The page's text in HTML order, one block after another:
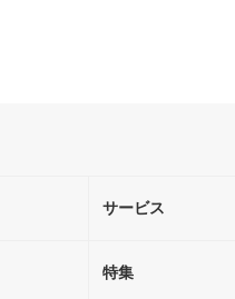
サービス
特集